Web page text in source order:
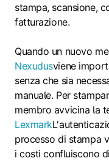
stampa, scansione,
fatturazione.
Quando un nuovo
Nexudusviene
senza che sia
manuale. Per
membro avvicina la
Lexmark
processo di stampa
i costi confluiscono